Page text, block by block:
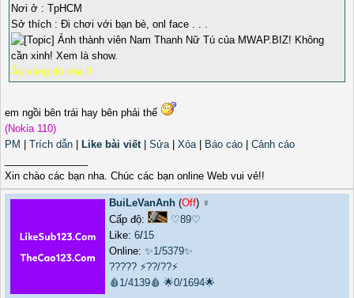
Nơi ở : TpHCM
Sở thích : Đi chơi với bạn bè, onl face . . .
Áo vàng đó nhe !!
em ngồi bên trái hay bên phải thế
(Nokia 110)
PM
Trích dẫn Like bài viết| Sửa| Xóa| Báo cáo
Cảnh cáo
Xin chào các bạn nha. Chúc các bạn online Web vui vẻ!!
BuiLeVanAnh (Off) ♀️
Cấp độ:
♡89♡
Like: 6/15
Online: ✨1/5379✨
????? ⚡??/??⚡
🩸1/4139🩸 🌟0/1694🌟